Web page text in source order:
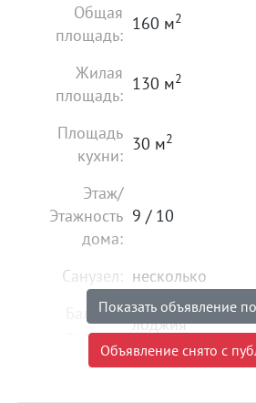
Общая
площадь:
160 м2
Жилая
площадь:
130 м2
Площадь
кухни:
30 м2
Этаж/
Этажность
дома:
9 / 10
Санузел: несколько
Балкон/
лоджия:
лоджия
Показать объявление
Объявление снято с